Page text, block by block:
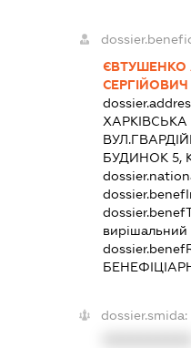
ЄВТУШЕНКО
СЕРГІЙОВИЧ
ХАРКІВСЬКА
БУДИНОК 5,
вирішальний
dossier.smida: